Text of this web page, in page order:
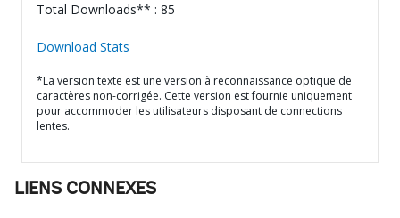
Total Downloads** : 85
Download Stats
*La version texte est une version à reconnaissance optique de
caractères non-corrigée. Cette version est fournie uniquement
pour accommoder les utilisateurs disposant de connections
lentes.
LIENS CONNEXES